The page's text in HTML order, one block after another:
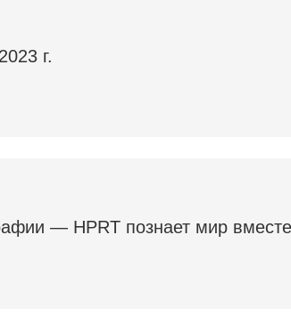
г.
— HPRT познает мир